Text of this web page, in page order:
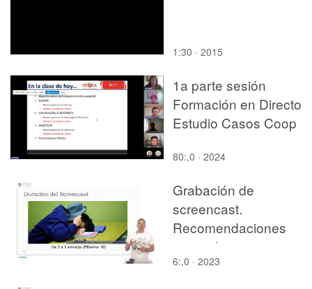
1:30 · 2015
1a parte sesión
Formación en Directo
Estudio Casos Coop
80:,0 · 2024
Grabación de
screencast.
Recomendaciones
generales
6:,0 · 2023